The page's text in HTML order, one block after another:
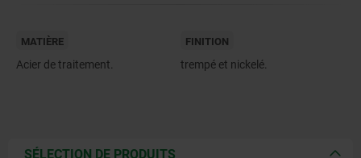
MATIÈRE
Acier de traitement.
FINITION
trempé et nickelé.
SÉLECTION DE PRODUITS